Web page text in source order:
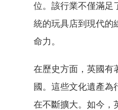
位。該行業不僅滿足
統的玩具店到現代的
命力。
在歷史方面，英國有
國。這些文化遺產為
在不斷擴大。如今，